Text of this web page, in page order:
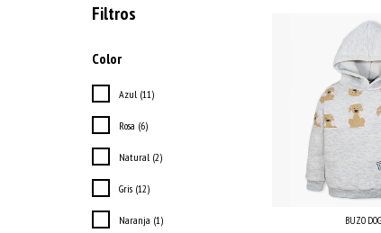
Filtros
Color
Azul (11)
Rosa (6)
Natural (2)
Gris (12)
Naranja (1) BUZO